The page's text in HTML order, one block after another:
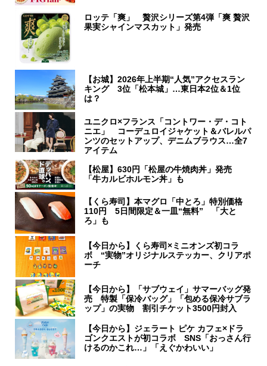
ロッテ「爽」 贅沢シリーズ第4弾「爽 贅沢
果実シャインマスカット」発売
【お城】2026年上半期“人気”アクセスラン
キング 3位「松本城」…東日本2位＆1位
は？
ユニクロ×フランス「コントワー・デ・コト
ニエ」 コーデュロイジャケット＆バレルパ
ンツのセットアップ、デニムブラウス…全7
アイテム
【松屋】630円「松屋の牛焼肉丼」発売
「牛カルビホルモン丼」も
【くら寿司】本マグロ「中とろ」特別価格
110円 5日間限定＆一皿“無料” 「大と
ろ」も
【今日から】くら寿司×ミニオンズ初コラ
ボ “実物”オリジナルステッカー、クリアポ
ーチ
【今日から】「サブウェイ」サマーバッグ発
売 特製「保冷バッグ」「包める保冷サブラ
ップ」の実物 割引チケット3500円封入
【今日から】ジェラート ピケ カフェ×ドラ
ゴンクエストが初コラボ SNS「おっさん行
けるのかこれ…」「えぐかわいい」